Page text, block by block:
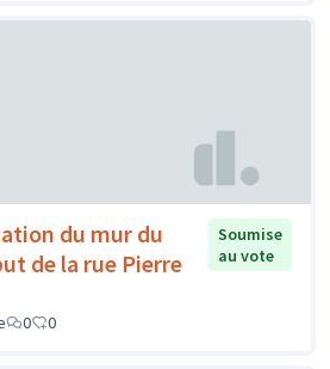
du mur du
de la rue Pierre
Soumise
au vote
0 0